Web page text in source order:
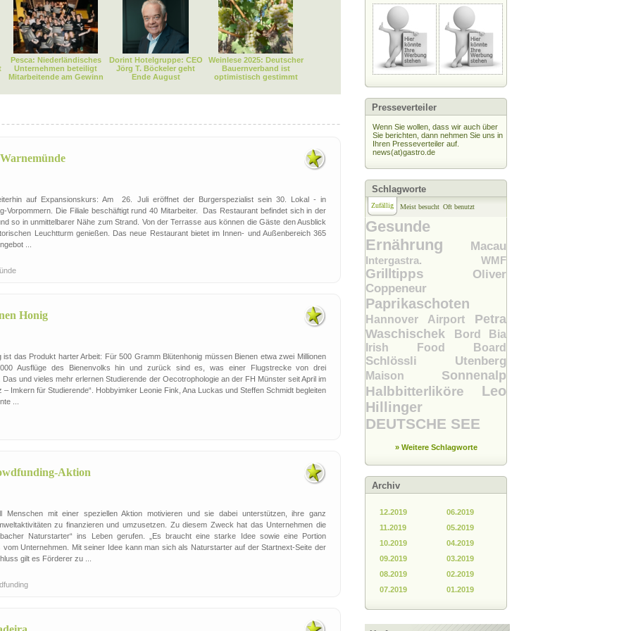
Pesca: Niederländisches
Unternehmen beteiligt
Mitarbeitende am Gewinn
Dorint Hotelgruppe: CEO
Jörg T. Böckeler geht
Ende August
Weinlese 2025: Deutscher
Bauernverband ist
optimistisch gestimmt
auf Expansionskurs: Am 26. Juli eröffnet der Burgerspezialist sein 30. Lokal - in
Vorpommern. Die Filiale beschäftigt rund 40 Mitarbeiter. Das Restaurant befindet sich in der
so in unmittelbarer Nähe zum Strand. Von der Terrasse aus können die Gäste den Ausblick
Leuchtturm genießen. Das neue Restaurant bietet im Innen- und Außenbereich 365
...
Honig
das Produkt harter Arbeit: Für 500 Gramm Blütenhonig müssen Bienen etwa zwei Millionen
Ausflüge des Bienenvolks hin und zurück sind es, was einer Flugstrecke von drei
und vieles mehr erlernen Studierende der Oecotrophologie an der FH Münster seit April im
– Imkern für Studierende“. Hobbyimker Leonie Fink, Ana Luckas und Steffen Schmidt begleiten
...
Aktion
Menschen mit einer speziellen Aktion motivieren und sie dabei unterstützen, ihre ganz
zu finanzieren und umzusetzen. Zu diesem Zweck hat das Unternehmen die
Naturstarter“ ins Leben gerufen. „Es braucht eine starke Idee sowie eine Portion
vom Unternehmen. Mit seiner Idee kann man sich als Naturstarter auf der Startnext-Seite der
gilt es Förderer zu ...
Presseverteiler
Wenn Sie wollen, dass wir auch über
Sie berichten, dann nehmen Sie uns in
Ihren Presseverteiler auf.
news(at)gastro.de
Schlagworte
Zufällig Meist besucht Oft benutzt
Gesunde
Ernährung
Macau
Intergastra. WMF
Grilltipps
Oliver
Coppeneur
Paprikaschoten
Hannover Airport Petra
Waschischek
Bord Bia
Irish Food Board
Schlössli Utenberg
Maison Sonnenalp
Halbbitterliköre Leo
Hillinger
DEUTSCHE SEE
» Weitere Schlagworte
Archiv
12.2019
11.2019
10.2019
09.2019
08.2019
07.2019
06.2019
05.2019
04.2019
03.2019
02.2019
01.2019